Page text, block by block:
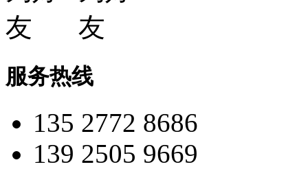
服务热线
135 2772 8686
139 2505 9669